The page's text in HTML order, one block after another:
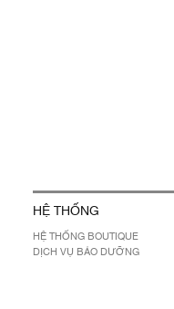
HỆ THỐNG
HỆ THỐNG BOUTIQUE
DỊCH VỤ BẢO DƯỠNG